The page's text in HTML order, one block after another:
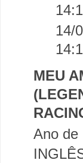
MEU
Ano de